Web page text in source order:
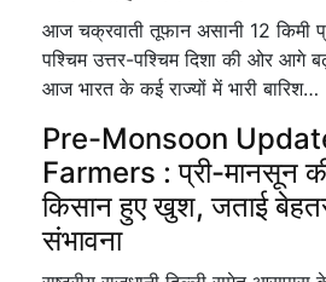
आज चक्रवाती तूफान असानी 12 किमी
पश्चिम उत्तर-पश्चिम दिशा की ओर आगे
आज भारत के कई राज्यों में भारी बारिश…
Pre-Monsoon
Farmers : प्री-मानसून
किसान हुए खुश, जताई
संभावना